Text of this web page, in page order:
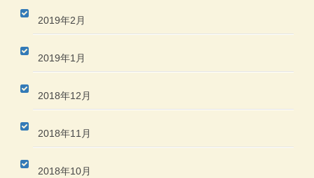
2019年2月
2019年1月
2018年12月
2018年11月
2018年10月